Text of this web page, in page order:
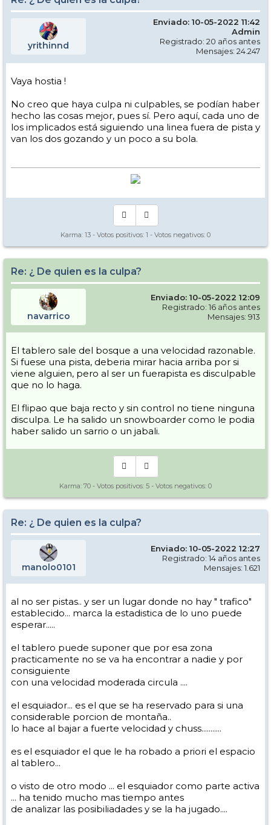
yrithinnd
Enviado: 10-05-2022 11:42
Admin
Registrado: 20 años antes
Mensajes: 24.247
Vaya hostia !
No creo que haya culpa ni culpables, se podían haber
hecho las cosas mejor, pues sí. Pero aquí, cada uno de
los implicados está siguiendo una linea fuera de pista y
van los dos gozando y un poco a su bola.
Karma: 13 - Votos positivos: 1 - Votos negativos: 0
Re: ¿ De quien es la culpa?
navarrico
Enviado: 10-05-2022 12:09
Registrado: 16 años antes
Mensajes: 913
El tablero sale del bosque a una velocidad razonable.
Si fuese una pista, deberia mirar hacia arriba por si
viene alguien, pero al ser un fuerapista es disculpable
que no lo haga.
El flipao que baja recto y sin control no tiene ninguna
disculpa. Le ha salido un snowboarder como le podia
haber salido un sarrio o un jabali.
Karma: 70 - Votos positivos: 5 - Votos negativos: 0
Re: ¿ De quien es la culpa?
manolo0101
Enviado: 10-05-2022 12:27
Registrado: 14 años antes
Mensajes: 1.621
al no ser pistas.. y ser un lugar donde no hay " trafico"
establecido... marca la estadistica de lo uno puede
esperar.....
el tablero puede suponer que por esa zona
practicamente no se va ha encontrar a nadie y por
consiguiente
con una velocidad moderada circula ....
el esquiador... es el que se ha reservado para si una
considerable porcion de montaña..
lo hace al bajar a fuerte velocidad y chuss...........
es el esquiador el que le ha robado a priori el espacio
al tablero...
o visto de otro modo ... el esquiador como parte activa
... ha tenido mucho mas tiempo antes
de analizar las posibiliadades y se la ha jugado....